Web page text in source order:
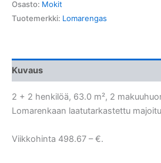
Osasto: Mokit
Tuotemerkki: Lomarengas
Kuvaus
2 + 2 henkilöä, 63.0 m², 2
Lomarenkaan laatutarkastettu
Viikkohinta 498.67 – €.